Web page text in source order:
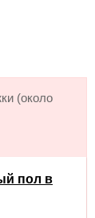
(около
пол в